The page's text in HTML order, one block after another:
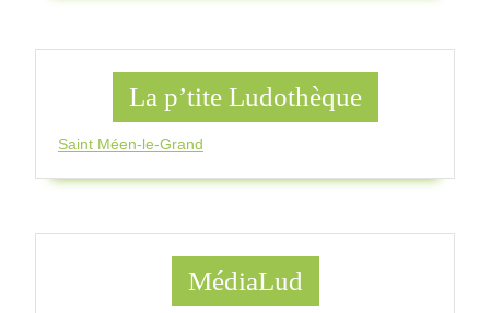
La p’tite Ludothèque
Saint Méen-le-Grand
MédiaLud